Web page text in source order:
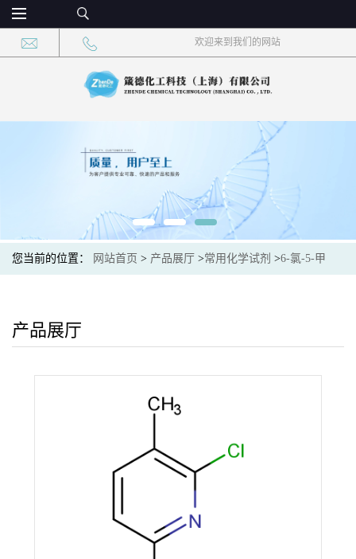
欢迎来到我们的网站
您当前的位置： 网站首页 > 产品展厅 >常用化学试剂 >6-氯-5-甲
产品展厅